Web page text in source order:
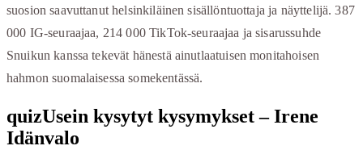
suosion saavuttanut helsinkiläinen sisällöntuottaja ja näyttelijä. 387
000 IG-seuraajaa, 214 000 TikTok-seuraajaa ja sisarussuhde
Snuikun kanssa tekevät hänestä ainutlaatuisen monitahoisen
hahmon suomalaisessa somekentässä.
quizUsein kysytyt kysymykset – Irene
Idänvalo